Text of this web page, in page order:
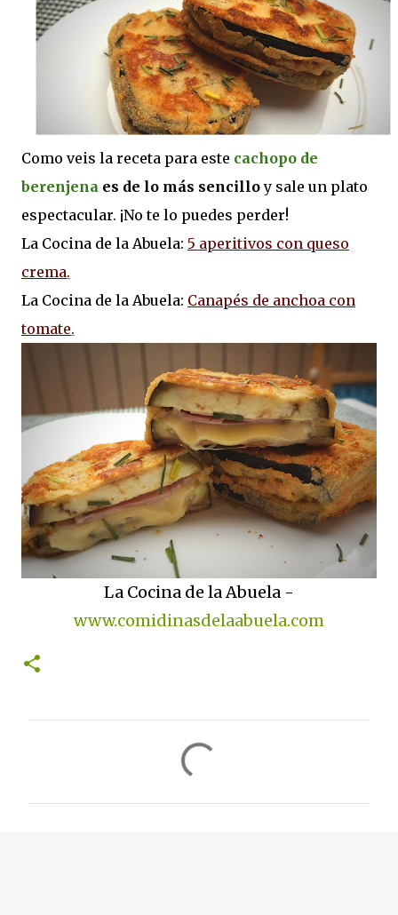
Como veis la receta para este cachopo de
berenjena es de lo más sencilloy sale un plato
espectacular. ¡No te lo puedes perder!
La Cocina de la Abuela: 5 aperitivos con queso
crema.
La Cocina de la Abuela: Canapés de anchoa con
tomate.
La Cocina de la Abuela -
www.comidinasdelaabuela.com